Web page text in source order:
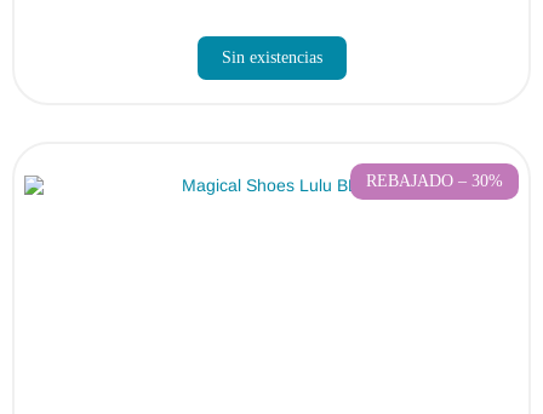
Sin existencias
REBAJADO – 30%